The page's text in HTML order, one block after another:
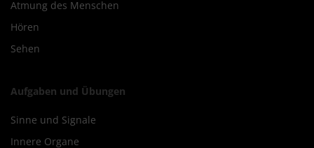
Atmung des Menschen
Hören
Sehen
Aufgaben und Übungen
Sinne und Signale
Innere Organe